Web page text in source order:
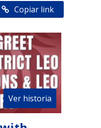
Copiar link
Ver historia